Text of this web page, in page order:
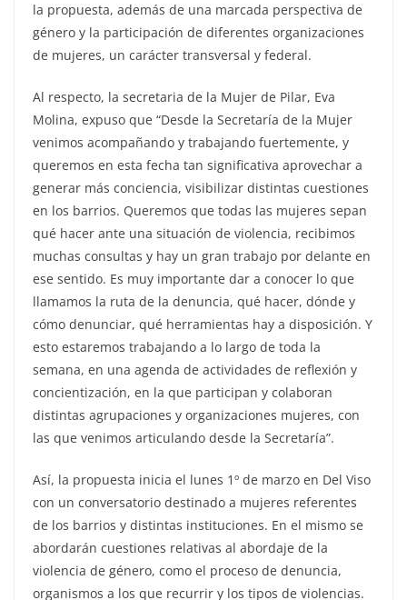
la propuesta, además de una marcada perspectiva de
género y la participación de diferentes organizaciones
de mujeres, un carácter transversal y federal.
Al respecto, la secretaria de la Mujer de Pilar, Eva
Molina, expuso que “Desde la Secretaría de la Mujer
venimos acompañando y trabajando fuertemente, y
queremos en esta fecha tan significativa aprovechar a
generar más conciencia, visibilizar distintas cuestiones
en los barrios. Queremos que todas las mujeres sepan
qué hacer ante una situación de violencia, recibimos
muchas consultas y hay un gran trabajo por delante en
ese sentido. Es muy importante dar a conocer lo que
llamamos la ruta de la denuncia, qué hacer, dónde y
cómo denunciar, qué herramientas hay a disposición. Y
esto estaremos trabajando a lo largo de toda la
semana, en una agenda de actividades de reflexión y
concientización, en la que participan y colaboran
distintas agrupaciones y organizaciones mujeres, con
las que venimos articulando desde la Secretaría”.
Así, la propuesta inicia el lunes 1º de marzo en Del Viso
con un conversatorio destinado a mujeres referentes
de los barrios y distintas instituciones. En el mismo se
abordarán cuestiones relativas al abordaje de la
violencia de género, como el proceso de denuncia,
organismos a los que recurrir y los tipos de violencias.